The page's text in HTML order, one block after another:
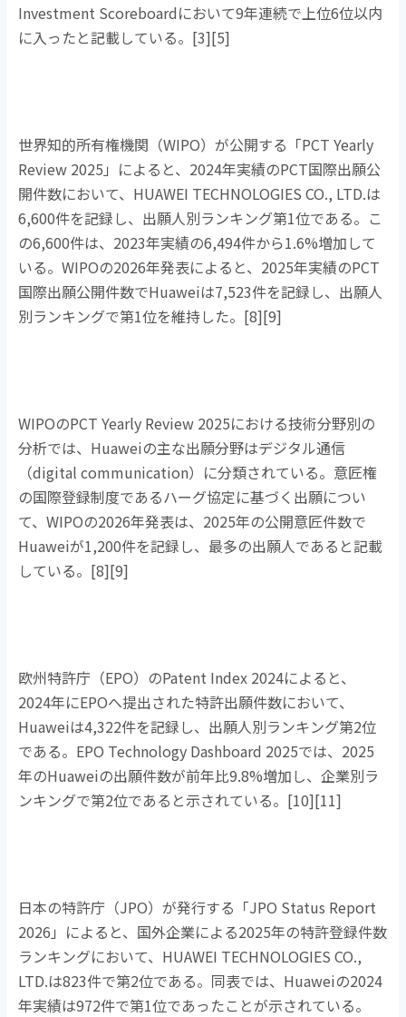
Investment Scoreboardにおいて9年連続で上位6位以内
に入ったと記載している。 [3][5]
世界知的所有権機関（WIPO）が公開する「PCT Yearly
Review 2025 」によると、 2024年実績のPCT国際出願公
開件数において、 HUAWEI TECHNOLOGIES CO., LTD.は
6,600件を記録し、出願人別ランキング第1位である。こ
の6,600件は、 2023年実績の6,494件から1.6%増加して
いる。WIPOの2026年発表によると、 2025年実績のPCT
国際出願公開件数でHuaweiは7,523件を記録し、出願人
別ランキングで第1位を維持した。 [8][9]
WIPOのPCT Yearly Review 2025における技術分野別の
分析では、 Huaweiの主な出願分野はデジタル通信
（digital communication）に分類されている。意匠権
の国際登録制度であるハーグ協定に基づく出願につい
て、WIPOの2026年発表は、 2025年の公開意匠件数で
Huaweiが1,200件を記録し、最多の出願人であると記載
している。 [8][9]
欧州特許庁（EPO）のPatent Index 2024によると、
2024年にEPOへ提出された特許出願件数において、
Huaweiは4,322件を記録し、出願人別ランキング第2位
である。 EPO Technology Dashboard 2025では、 2025
年のHuaweiの出願件数が前年比9.8%増加し、企業別ラ
ンキングで第2位であると示されている。 [10][11]
日本の特許庁（JPO）が発行する「JPO Status Report
2026 」によると、国外企業による2025年の特許登録件数
ランキングにおいて、 HUAWEI TECHNOLOGIES CO.,
LTD.は823件で第2位である。同表では、 Huaweiの2024
年実績は972件で第1位であったことが示されている。